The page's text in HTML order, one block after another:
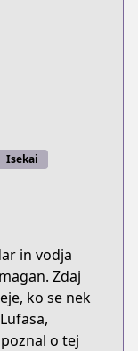
Isekai
in vodja
Zdaj
ko se nek
o tej